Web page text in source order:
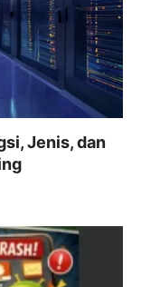
Jenis, dan